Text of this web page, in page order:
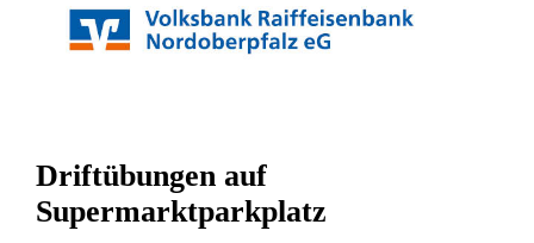
Driftübungen auf
Supermarktparkplatz